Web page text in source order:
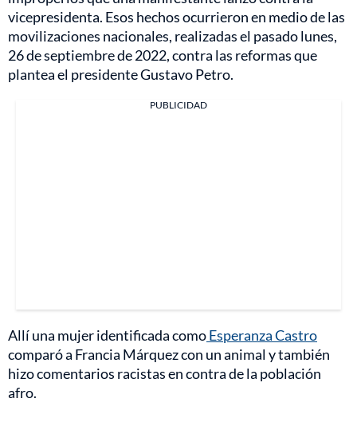
vicepresidenta. Esos hechos ocurrieron en medio de las
movilizaciones nacionales, realizadas el pasado lunes,
26 de septiembre de 2022, contra las reformas que
plantea el presidente Gustavo Petro.
PUBLICIDAD
Allí una mujer identificada comoEsperanza Castro
comparó a Francia Márquez con un animal y también
hizo comentarios racistas en contra de la población
afro.